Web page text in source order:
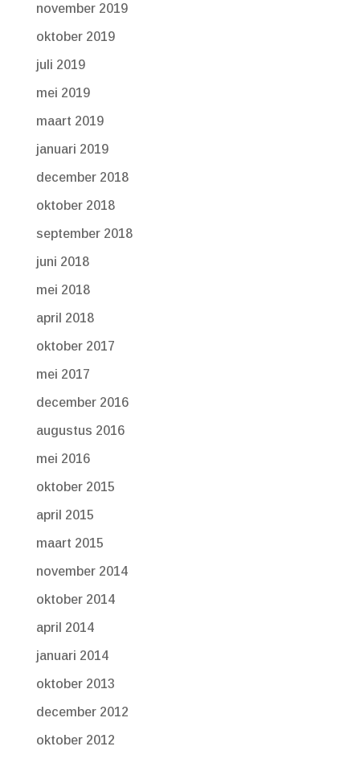
november 2019
oktober 2019
juli 2019
mei 2019
maart 2019
januari 2019
december 2018
oktober 2018
september 2018
juni 2018
mei 2018
april 2018
oktober 2017
mei 2017
december 2016
augustus 2016
mei 2016
oktober 2015
april 2015
maart 2015
november 2014
oktober 2014
april 2014
januari 2014
oktober 2013
december 2012
oktober 2012